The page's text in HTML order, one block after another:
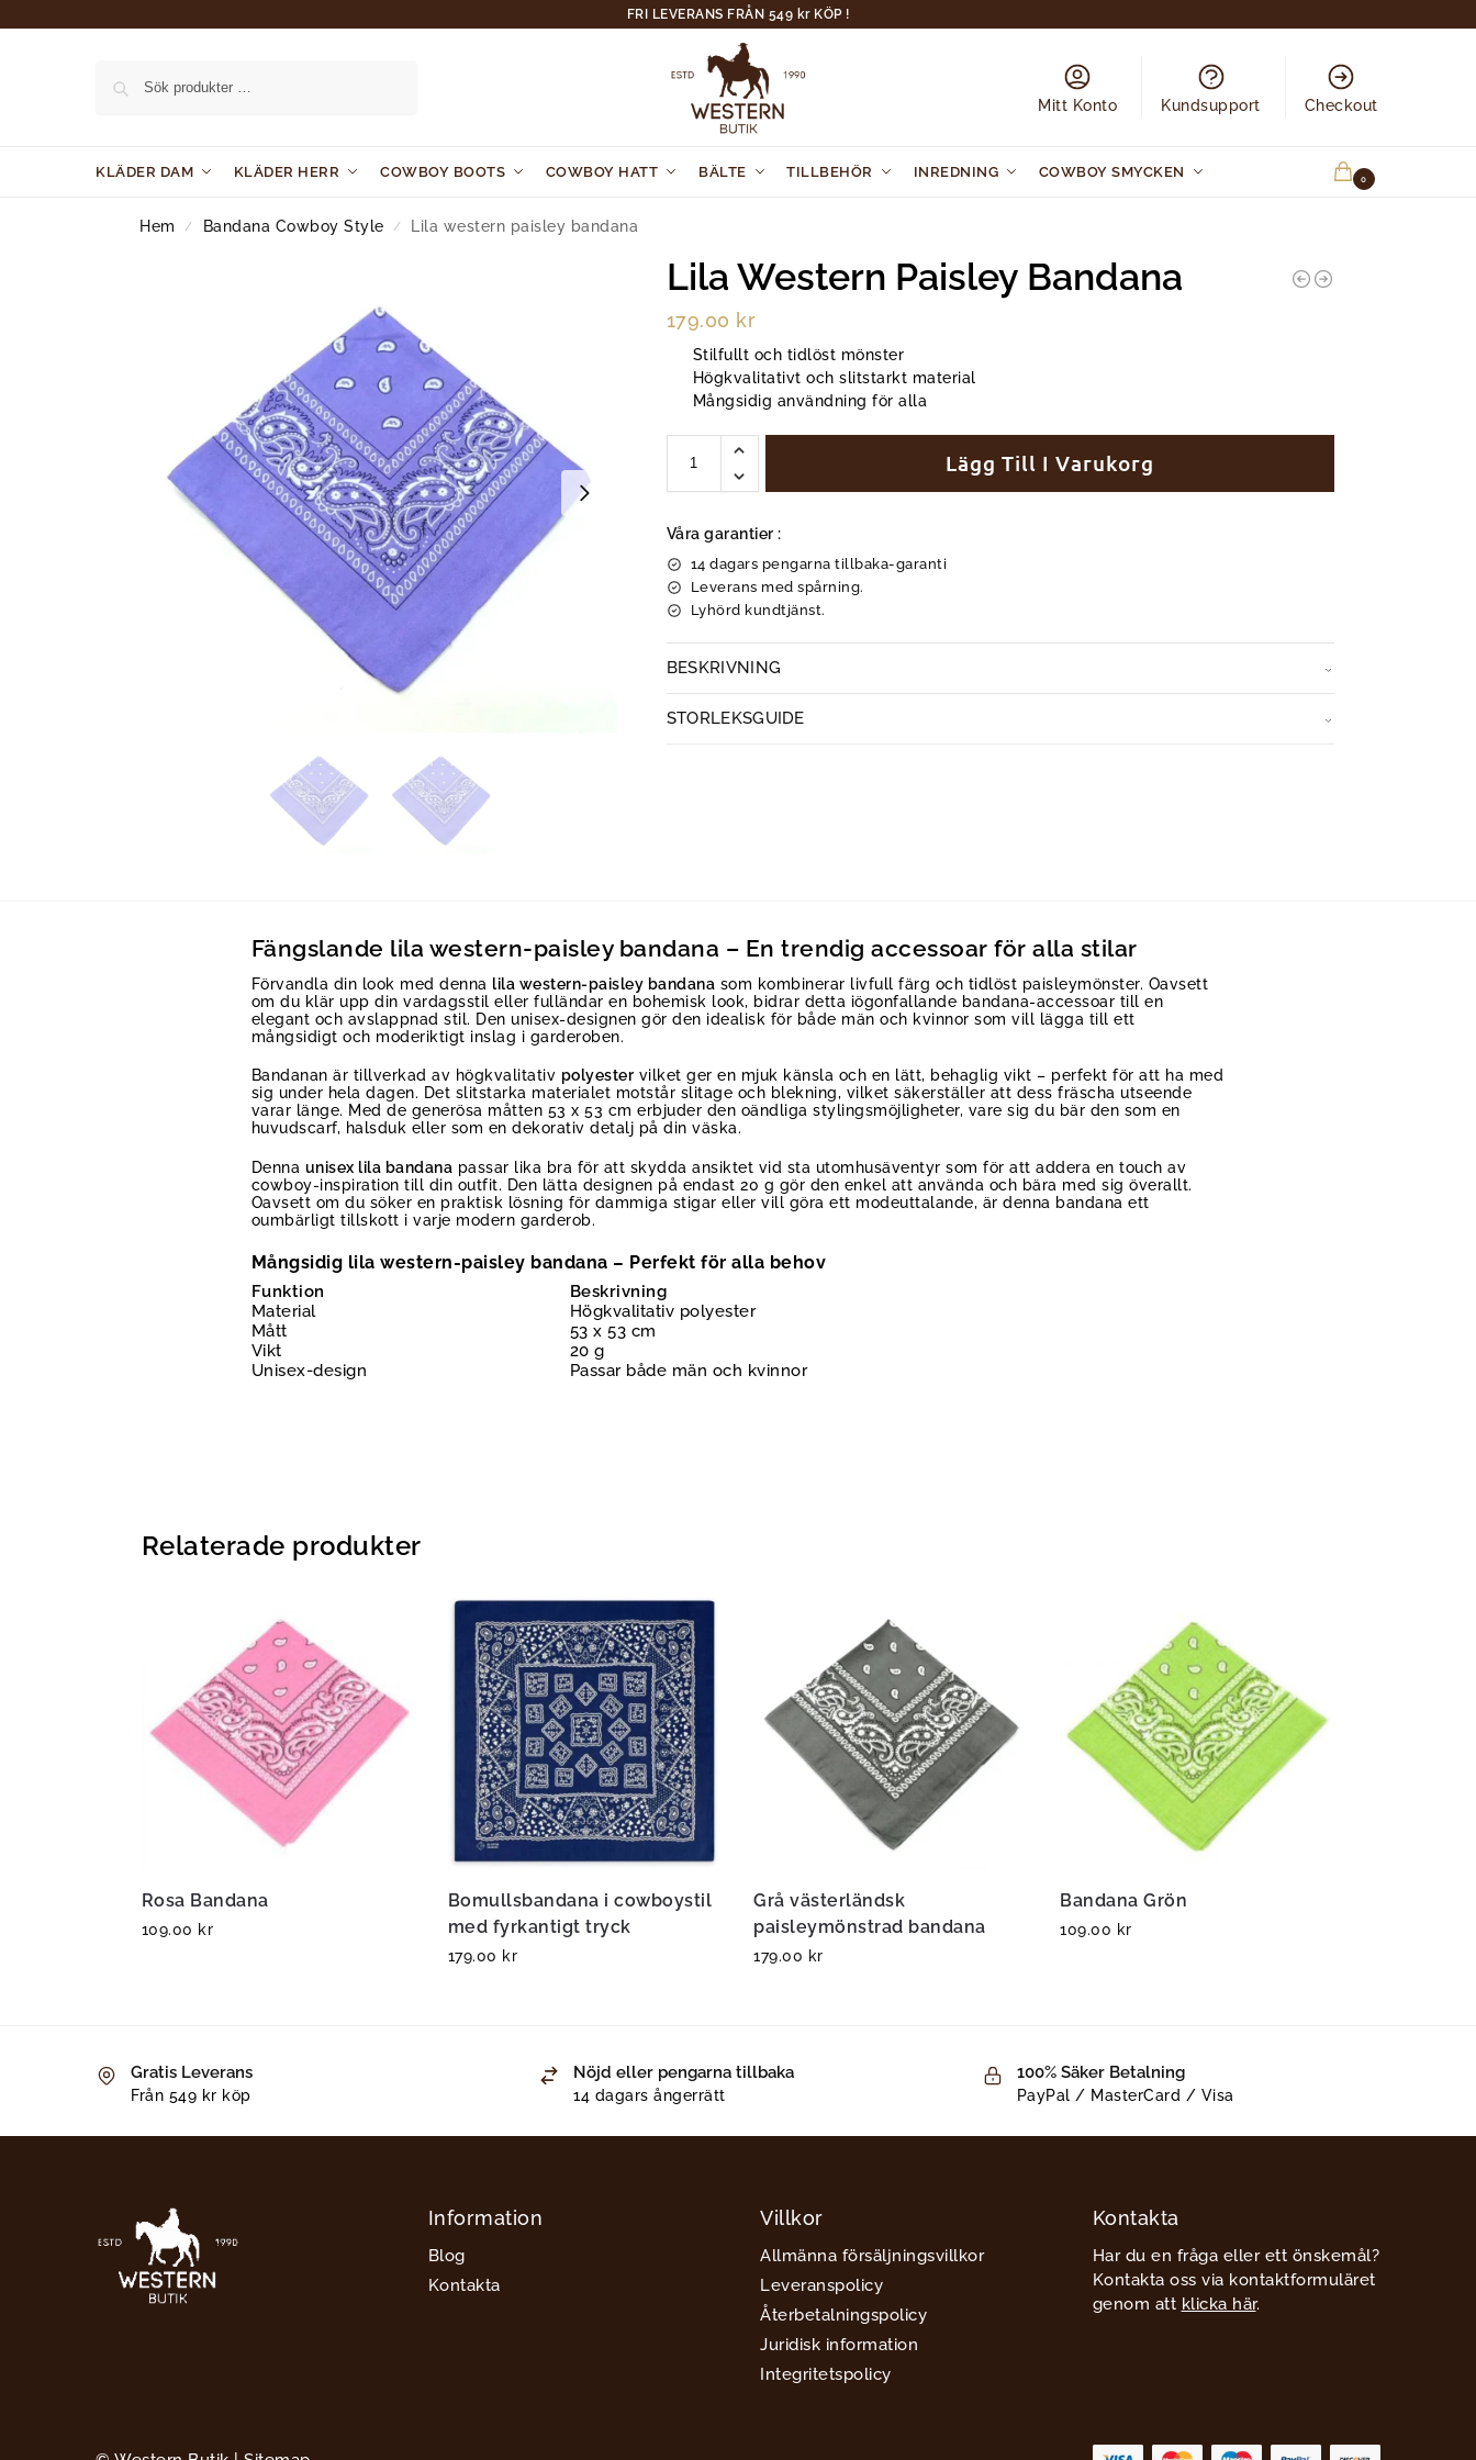
FRI LEVERANS FRÅN 549 kr KÖP !
Mitt Konto Kundsupport Checkout
KLÄDER DAM KLÄDER HERR COWBOY BOOTS COWBOY HATT BÄLTE TILLBEHÖR INREDNING COWBOY SMYCKEN 0
Hem / Bandana Cowboy Style / Lila western paisley bandana
Lila Western Paisley Bandana
179.00 kr
Stilfullt och tidlöst mönster
Högkvalitativt och slitstarkt material
Mångsidig användning för alla
Lägg Till I Varukorg
Våra garantier :
14 dagars pengarna tillbaka-garanti
Leverans med spårning.
Lyhörd kundtjänst.
BESKRIVNING
STORLEKSGUIDE
Fängslande lila western-paisley bandana – En trendig accessoar för alla stilar
Förvandla din look med denna lila western-paisley bandana som kombinerar livfull färg och tidlöst paisleymönster. Oavsett
om du klär upp din vardagsstil eller fulländar en bohemisk look, bidrar detta iögonfallande bandana-accessoar till en
elegant och avslappnad stil. Den unisex-designen gör den idealisk för både män och kvinnor som vill lägga till ett
mångsidigt och moderiktigt inslag i garderoben.
Bandanan är tillverkad av högkvalitativ polyester vilket ger en mjuk känsla och en lätt, behaglig vikt – perfekt för att ha med
sig under hela dagen. Det slitstarka materialet motstår slitage och blekning, vilket säkerställer att dess fräscha utseende
varar länge. Med de generösa måtten 53 x 53 cm erbjuder den oändliga stylingsmöjligheter, vare sig du bär den som en
huvudscarf, halsduk eller som en dekorativ detalj på din väska.
Denna unisex lila bandana passar lika bra för att skydda ansiktet vid sta utomhusäventyr som för att addera en touch av
cowboy-inspiration till din outfit. Den lätta designen på endast 20 g gör den enkel att använda och bära med sig överallt.
Oavsett om du söker en praktisk lösning för dammiga stigar eller vill göra ett modeuttalande, är denna bandana ett
oumbärligt tillskott i varje modern garderob.
Mångsidig lila western-paisley bandana – Perfekt för alla behov
Funktion
Beskrivning
Material
Högkvalitativ polyester
Mått
53 x 53 cm
Vikt
20 g
Unisex-design
Passar både män och kvinnor
Relaterade produkter
Rosa Bandana
109.00 kr
Bomullsbandana i cowboystil
med fyrkantigt tryck
179.00 kr
Grå västerländsk
paisleymönstrad bandana
179.00 kr
Bandana Grön
109.00 kr
Gratis Leverans
Från 549 kr köp
Nöjd eller pengarna tillbaka
14 dagars ångerrätt
100% Säker Betalning
PayPal / MasterCard / Visa
Information
Blog
Kontakta
Villkor
Allmänna försäljningsvillkor
Leveranspolicy
Återbetalningspolicy
Juridisk information
Integritetspolicy
Kontakta
Har du en fråga eller ett önskemål?
Kontakta oss via kontaktformuläret
genom att klicka här.